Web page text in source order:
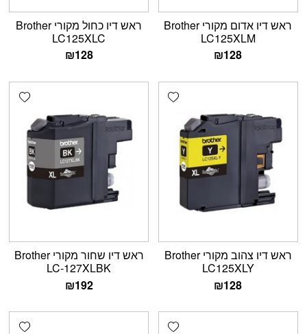
ראש דיו אדום מקורי Brother
LC125XLM
₪128
ראש דיו כחול מקורי Brother
LC125XLC
₪128
Add wishlist
ראש דיו צהוב מקורי Brother
LC125XLY
₪128
ראש דיו שחור מקורי Brother
LC-127XLBK
₪192
Add wishlist